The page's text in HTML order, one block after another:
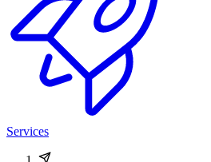
Services